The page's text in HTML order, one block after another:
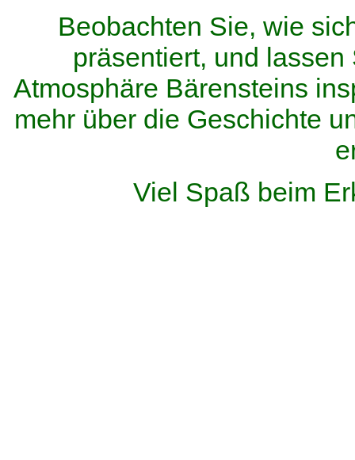
Beobachten Sie, wie
präsentiert, und
Atmosphäre Bärensteins
mehr über die Geschichte
Viel Spaß beim